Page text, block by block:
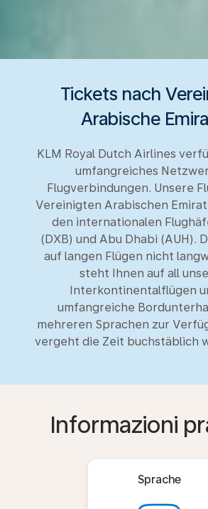
Tickets nach
Arabische
KLM Royal Dutch Airlines
umfangreiches
Flugverbindungen. Unsere
Vereinigten Arabischen
den internationalen
(DXB) und Abu Dhabi (AUH).
auf langen Flügen nicht
steht Ihnen auf all
Interkontinentalflügen
umfangreiche
mehreren Sprachen zur
vergeht die Zeit buchstäblich
Informazioni
Sprache